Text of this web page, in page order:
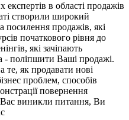
в області продажів
створили широкий
посилення продажів, які
початкового рівня до
які зачіпають
поліпшити Ваші продажі.
те, як продавати нові
проблем, способів
повернення
Вас виникли питання, Ви